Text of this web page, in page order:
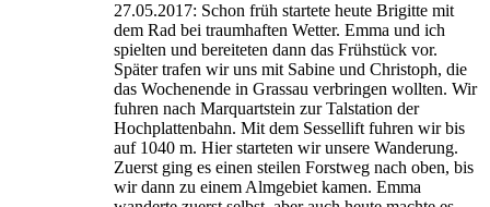
27.05.2017: Schon früh startete heute Brigitte mit
dem Rad bei traumhaften Wetter. Emma und ich
spielten und bereiteten dann das Frühstück vor.
Später trafen wir uns mit Sabine und Christoph, die
das Wochenende in Grassau verbringen wollten. Wir
fuhren nach Marquartstein zur Talstation der
Hochplattenbahn. Mit dem Sessellift fuhren wir bis
auf 1040 m. Hier starteten wir unsere Wanderung.
Zuerst ging es einen steilen Forstweg nach oben, bis
wir dann zu einem Almgebiet kamen. Emma